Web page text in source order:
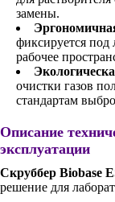
замены.
фиксируется под
рабочее
очистки газов
стандартам
Описание
эксплуатации
Скруббер Biobase
решение для